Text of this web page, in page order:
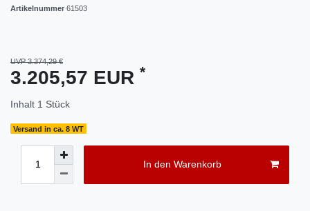
Artikelnummer 61503
UVP 3.374,29 €
3.205,57 EUR *
Inhalt 1 Stück
Versand in ca. 8 WT
In den Warenkorb